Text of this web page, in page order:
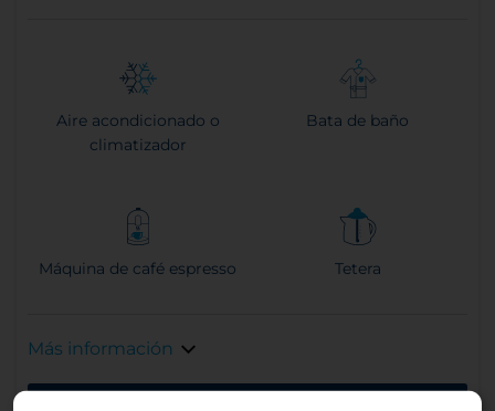
Aire acondicionado o
climatizador
Bata de baño
Máquina de café espresso Tetera
Más información